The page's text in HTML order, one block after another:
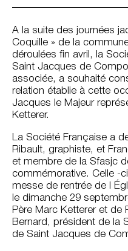
A la suite des journées
Coquille » de la
déroulées fin avril, la
Saint Jacques de
associée, a souhaité
relation établie à cette
Jacques le Majeur
Ketterer.
La Société Française a
Ribault, graphiste, et
et membre de la Sfasjc
commémorative. Celle -
messe de rentrée de l
le dimanche 29
Père Marc Ketterer et de
Bernard, président de la
de Saint Jacques de